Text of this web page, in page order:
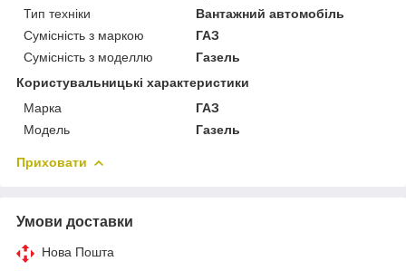
Тип техніки
Вантажний автомобіль
Сумісність з маркою
ГАЗ
Сумісність з моделлю
Газель
Користувальницькі характеристики
Марка
ГАЗ
Модель
Газель
Приховати
Умови доставки
Нова Пошта